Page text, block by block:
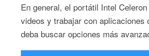
En general, el portátil Intel
videos y trabajar con
deba buscar opciones más